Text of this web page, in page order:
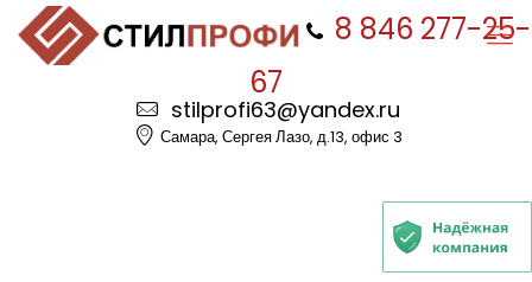
8 846 277-25-
67
stilprofi63@yandex.ru
Самара, Сергея Лазо, д.13, офис 3